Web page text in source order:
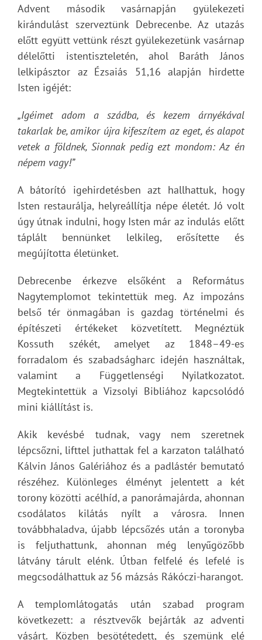
Advent második vasárnapján gyülekezeti
kirándulást szerveztünk Debrecenbe. Az utazás
előtt együtt vettünk részt gyülekezetünk vasárnap
délelőtti istentiszteletén, ahol Baráth János
lelkipásztor az Ézsaiás 51,16 alapján hirdette
Isten igéjét:
„Igéimet adom a szádba, és kezem árnyékával
takarlak be, amikor újra kifeszítem az eget, és alapot
vetek a földnek, Sionnak pedig ezt mondom: Az én
népem vagy!”
A bátorító igehirdetésben azt hallhattuk, hogy
Isten restaurálja, helyreállítja népe életét. Jó volt
úgy útnak indulni, hogy Isten már az indulás előtt
táplált bennünket lelkileg, erősítette és
megújította életünket.
Debrecenbe érkezve elsőként a Református
Nagytemplomot tekintettük meg. Az impozáns
belső tér önmagában is gazdag történelmi és
építészeti értékeket közvetített. Megnéztük
Kossuth székét, amelyet az 1848–49-es
forradalom és szabadságharc idején használtak,
valamint a Függetlenségi Nyilatkozatot.
Megtekintettük a Vizsolyi Bibliához kapcsolódó
mini kiállítást is.
Akik kevésbé tudnak, vagy nem szeretnek
lépcsőzni, lifttel juthattak fel a karzaton található
Kálvin János Galériához és a padlástér bemutató
részéhez. Különleges élményt jelentett a két
torony közötti acélhíd, a panorámajárda, ahonnan
csodálatos kilátás nyílt a városra. Innen
továbbhaladva, újabb lépcsőzés után a toronyba
is feljuthattunk, ahonnan még lenyűgözőbb
látvány tárult elénk. Útban felfelé és lefelé is
megcsodálhattuk az 56 mázsás Rákóczi-harangot.
A templomlátogatás után szabad program
következett: a résztvevők bejárták az adventi
vásárt. Közben besötétedett, és szemünk elé